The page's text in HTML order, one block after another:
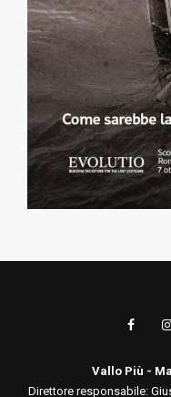
Vallo Più -
Direttore responsabile: